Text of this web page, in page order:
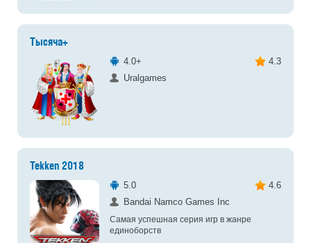
Тысяча+
4.0+
4.3
Uralgames
Tekken 2018
5.0
4.6
Bandai Namco Games Inc
Самая успешная серия игр в жанре
единоборств